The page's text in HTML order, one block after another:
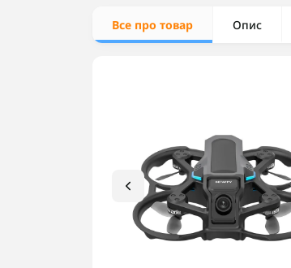
Все про товар Опис